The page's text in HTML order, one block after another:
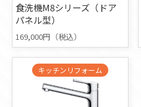
食洗機M8シリーズ（ドア
パネル型）
169,000円（税込）
キッチンリフォーム